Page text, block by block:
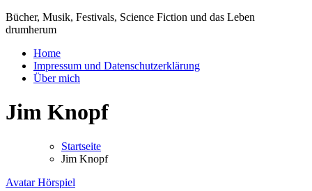
Bücher, Musik, Festivals, Science Fiction und das Leben
drumherum
Home
Impressum und Datenschutzerklärung
Über mich
Jim Knopf
Startseite
Jim Knopf
AvatarHörspiel